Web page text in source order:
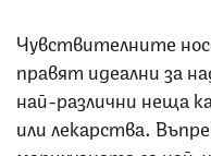
Чувствителните
правят идеални за
най-различни неща
или лекарства.